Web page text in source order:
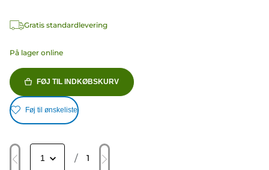
Gratis standardlevering
På lager online
FØJ TIL INDKØBSKURV
Føj til ønskeliste
/ 1